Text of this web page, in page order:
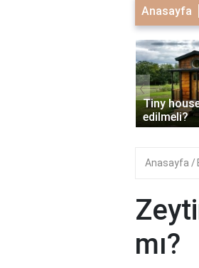
Anasayfa
Tiny house
‹
Anasayfa
mı?